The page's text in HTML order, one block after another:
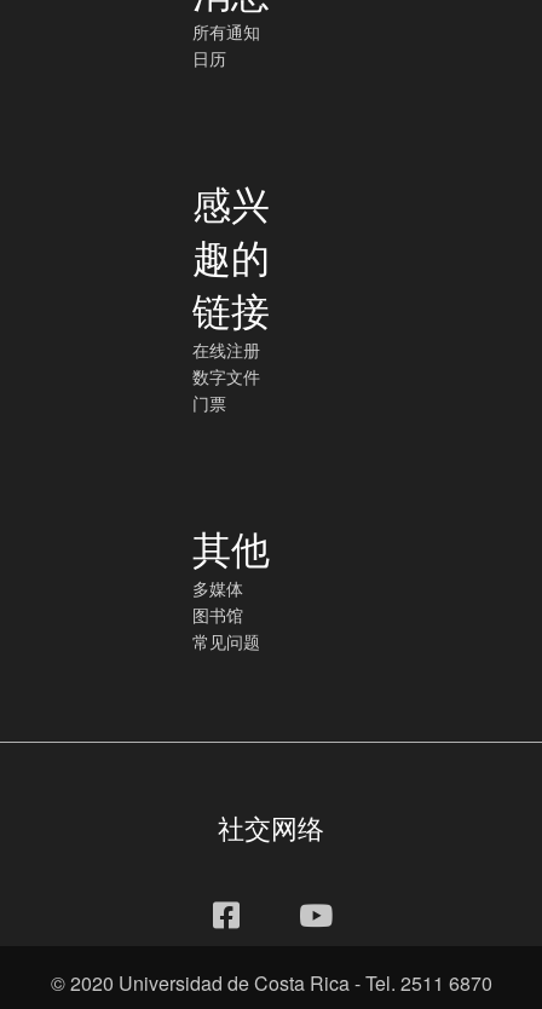
所有通知
日历
感兴
趣的
链接
在线注册
数字文件
门票
其他
多媒体
图书馆
常见问题
社交网络
© 2020 Universidad de Costa Rica - Tel. 2511 6870